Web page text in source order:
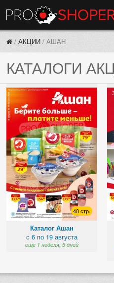
/ АКЦИИ / АШАН
КАТАЛОГИ
40 стр.
Каталог Ашан
с 6 по 19 августа
еще 1 неделя, 5 дней